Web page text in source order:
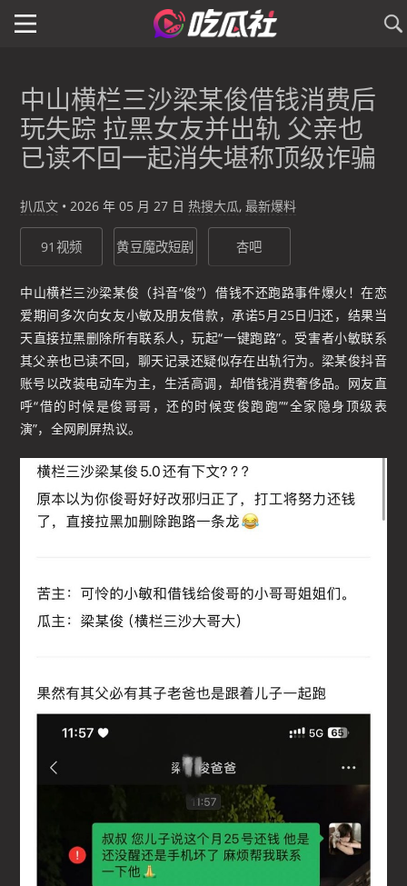
中山横栏三沙梁某俊借钱消费后
玩失踪 拉黑女友并出轨 父亲也
已读不回一起消失堪称顶级诈骗
扒瓜文 • 2026 年 05 月 27 日 热搜大瓜, 最新爆料
91视频 黄豆魔改短剧 杏吧
中山横栏三沙梁某俊（抖音“俊”）借钱不还跑路事件爆火！在恋
爱期间多次向女友小敏及朋友借款，承诺5月25日归还，结果当
天直接拉黑删除所有联系人，玩起“一键跑路”。受害者小敏联系
其父亲也已读不回，聊天记录还疑似存在出轨行为。梁某俊抖音
账号以改装电动车为主，生活高调，却借钱消费奢侈品。网友直
呼“借的时候是俊哥哥，还的时候变俊跑跑”“全家隐身顶级表
演”，全网刷屏热议。